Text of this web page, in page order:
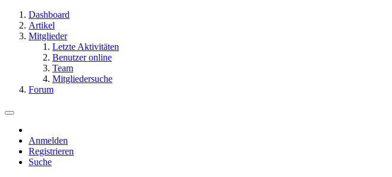
Dashboard
Artikel
Mitglieder
Letzte Aktivitäten
Benutzer online
Team
Mitgliedersuche
Forum
Anmelden
Registrieren
Suche